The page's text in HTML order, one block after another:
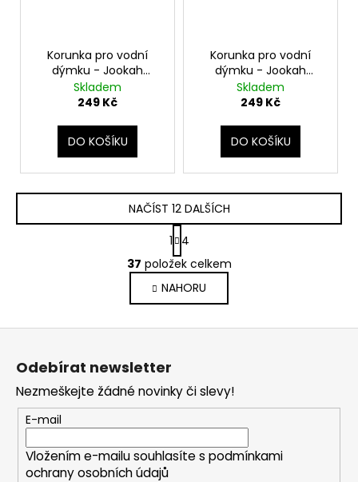
Korunka pro vodní
dýmku - Jookah
Phunnel Cream
Dream Green
Skladem
249 Kč
DO KOŠÍKU
Korunka pro vodní
dýmku - Jookah
Phunnel Cream
Dream Blue
Skladem
249 Kč
DO KOŠÍKU
O
v
l
á
d
p
r
v
k
y
NAČÍST 12 DALŠÍCH
S
t
r
á
n
k
1
4
37 položek celkem
NAHORU
Z
Odebírat newsletter
Nezmeškejte žádné novinky či slevy!
E-mail
Vložením e-mailu souhlasíte s podmínkami
ochrany osobních údajů